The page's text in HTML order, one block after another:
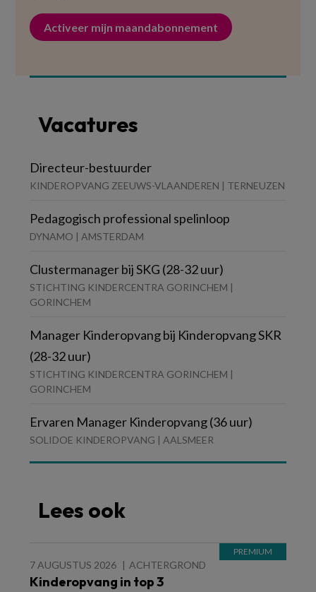
Activeer mijn maandabonnement
Vacatures
Directeur-bestuurder
KINDEROPVANG ZEEUWS-VLAANDEREN | TERNEUZEN
Pedagogisch professional spelinloop
DYNAMO | AMSTERDAM
Clustermanager bij SKG (28-32 uur)
STICHTING KINDERCENTRA GORINCHEM |
GORINCHEM
Manager Kinderopvang bij Kinderopvang SKR
(28-32 uur)
STICHTING KINDERCENTRA GORINCHEM |
GORINCHEM
Ervaren Manager Kinderopvang (36 uur)
SOLIDOE KINDEROPVANG | AALSMEER
Lees ook
7 AUGUSTUS 2026 ACHTERGROND
Kinderopvang in top 3